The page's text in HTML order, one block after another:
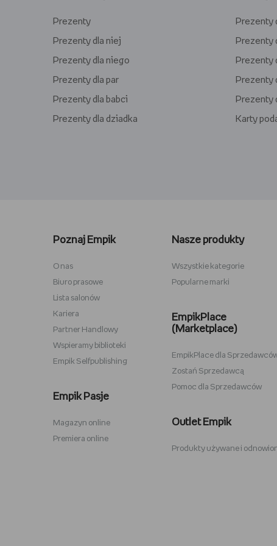
Prezenty
Prezenty dla niej
Prezenty dla niego
Prezenty dla par
Prezenty dla babci
Prezenty dla dziadka
Prezenty
Prezenty
Prezenty
Prezenty
Prezenty
Karty
Karta podarunkowa Steam
Lampki do czytania
Antyramy
Tablety
Zestawy
Zabawki Psi Patrol
Poznaj Empik
O nas
Biuro prasowe
Lista salonów
Kariera
Partner Handlowy
Wspieramy biblioteki
Empik Selfpublishing
Empik Pasje
Magazyn online
Premiera online
Nasze produkty
Wszystkie kategorie
Popularne marki
EmpikPlace
(Marketplace)
EmpikPlace dla
Zostań Sprzedawcą
Pomoc dla Sprzedawców
Outlet Empik
Produkty używane i